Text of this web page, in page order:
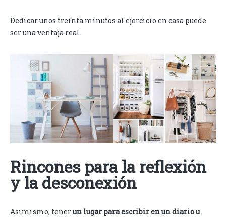
Dedicar unos treinta minutos al ejercicio en casa puede
ser una ventaja real.
Rincones para la reflexión
y la desconexión
Asimismo, tenerun lugar para escribir en un diario u